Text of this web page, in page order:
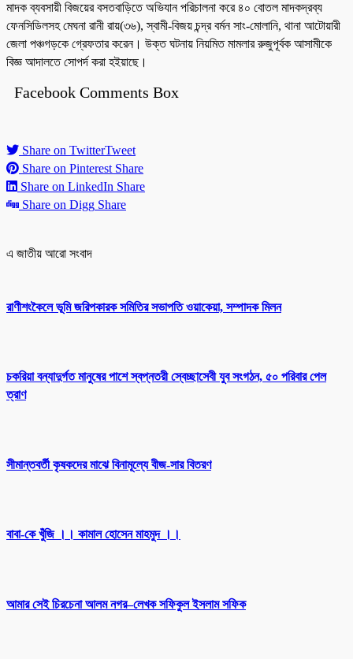
মাদক ব্যবসায়ী বিজয়ের বসতবাড়িতে অভিযান পরিচালনা করে ৪০ বোতল মাদকদ্রব্য
ফেনসিডিলসহ মেঘনা রানী রায়(৩৬), স্বামী-বিজয় চন্দ্র বর্মন সাং-মোলানি, থানা আটোয়ারী
জেলা পঞ্চগড়কে গ্রেফতার করেন। উক্ত ঘটনায় নিয়মিত মামলার রুজুপূর্বক আসামীকে
বিজ্ঞ আদালতে সোপর্দ করা হইয়াছে।
Facebook Comments Box
Share on TwitterTweet
Share on Pinterest Share
Share on LinkedIn Share
Share on Digg Share
এ জাতীয় আরো সংবাদ
রাণীশংকৈলে ভূমি জরিপকারক সমিতির সভাপতি ওয়াকেয়া, সম্পাদক মিলন
চকরিয়া বন্যাদুর্গত মানুষের পাশে স্বপ্নতরী স্বেচ্ছাসেবী যুব সংগঠন, ৫০ পরিবার পেল
ত্রাণ
সীমান্তবর্তী কৃষকদের মাঝে বিনামূল্যে বীজ-সার বিতরণ
বাবা-কে খুঁজি ।। কামাল হোসেন মাহমুদ ।।
আমার সেই চিরচেনা আলম নগর–লেখক সফিকুল ইসলাম সফিক